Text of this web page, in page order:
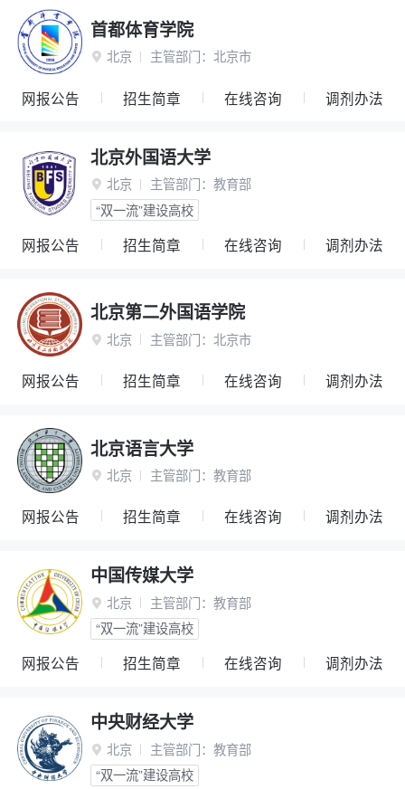
首都体育学院
 北京 主管部门： 北京市
网报公告 招生简章 在线咨询 调剂办法
北京外国语大学
 北京 主管部门： 教育部
“双一流”建设高校
网报公告 招生简章 在线咨询 调剂办法
北京第二外国语学院
 北京 主管部门： 北京市
网报公告 招生简章 在线咨询 调剂办法
北京语言大学
 北京 主管部门： 教育部
网报公告 招生简章 在线咨询 调剂办法
中国传媒大学
 北京 主管部门： 教育部
“双一流”建设高校
网报公告 招生简章 在线咨询 调剂办法
中央财经大学
 北京 主管部门： 教育部
“双一流”建设高校